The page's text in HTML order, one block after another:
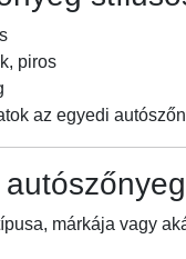
piros
az egyedi
márkája vagy